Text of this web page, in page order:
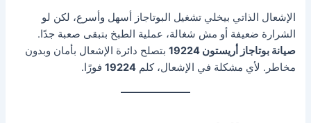
الإشعال الذاتي بيخلي تشغيل البوتاجاز أسهل وأسرع، لكن لو
الشرارة ضعيفة أو مش شغالة، عملية الطبخ بتبقى صعبة جدًا.
صيانة بوتاجاز أريستون 19224
بتصلح دائرة الإشعال بأمان وبدون
مخاطر. لأي مشكلة في الإشعال، كلم19224 فورًا.